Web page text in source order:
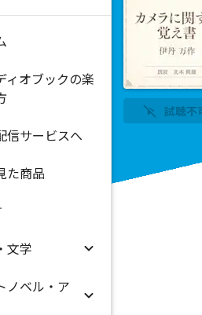
ィオブックの楽
信サービスへ
た商品
文学
ノベル・ア
試聴不